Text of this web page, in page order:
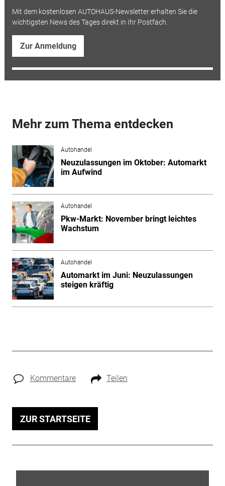
Mit dem kostenlosen AUTOHAUS-Newsletter erhalten Sie die
wichtigsten News des Tages direkt in Ihr Postfach.
Zur Anmeldung
Mehr zum Thema entdecken
Autohandel
Neuzulassungen im Oktober: Automarkt
im Aufwind
Autohandel
Pkw-Markt: November bringt leichtes
Wachstum
Autohandel
Automarkt im Juni: Neuzulassungen
steigen kräftig
Kommentare Teilen
ZUR STARTSEITE